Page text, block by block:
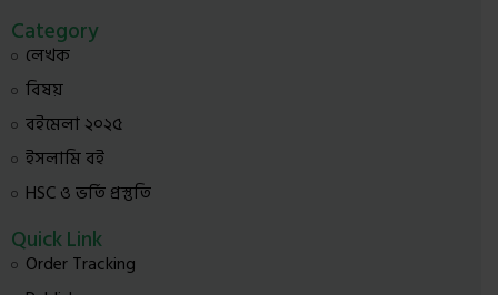
Category
লেখক
বিষয়
বইমেলা ২০২৫
ইসলামি বই
HSC ও ভর্তি প্রস্তুতি
Quick Link
Order Tracking